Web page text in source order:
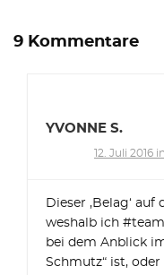
9 Kommentare
YVONNE S.
12. Juli 2016
Dieser ‚Belag‘
weshalb ich
bei dem Anblick
Schmutz“ ist,